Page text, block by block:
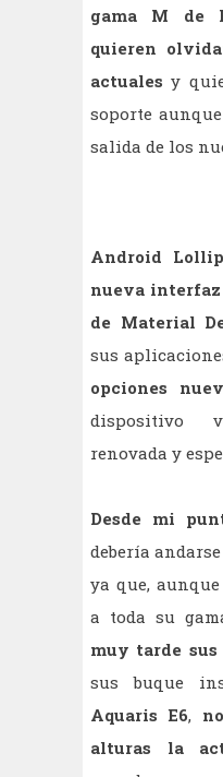
gama M de
quieren
actuales y
soporte
salida de los
Android
nueva interfaz
de Material
sus
opciones
dispositivo
renovada y
Desde mi
debería
ya que,
a toda su
muy tarde
sus buque
Aquaris E6,
alturas la